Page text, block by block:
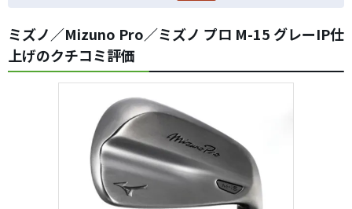
ミズノ／Mizuno Pro／ミズノ プロ M-15 グレーIP仕
上げのクチコミ評価